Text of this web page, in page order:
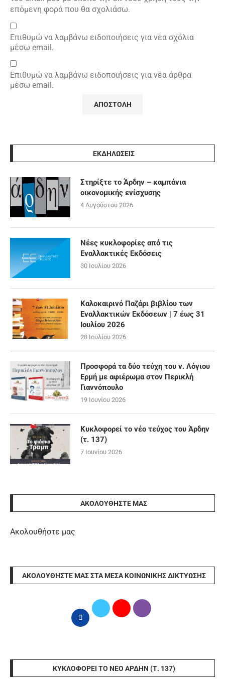
επόμενη φορά που θα σχολιάσω.
Επιθυμώ να λαμβάνω ειδοποιήσεις για νέα σχόλια
μέσω email.
Επιθυμώ να λαμβάνω ειδοποιήσεις για νέα άρθρα
μέσω email.
ΕΚΔΗΛΩΣΕΙΣ
Στηρίξτε το Άρδην – καμπάνια
οικονομικής ενίσχυσης
4 Αυγούστου 2026
Νέες κυκλοφορίες από τις
Εναλλακτικές Εκδόσεις
30 Ιουλίου 2026
Καλοκαιρινό Παζάρι βιβλίου των
Εναλλακτικών Εκδόσεων | 7 έως 31
Ιουλίου 2026
28 Ιουλίου 2026
Προσφορά τα δύο τεύχη του ν. Λόγιου
Ερμή με αφιέρωμα στον Περικλή
Γιαννόπουλο
19 Ιουνίου 2026
Κυκλοφορεί το νέο τεύχος του Άρδην
(τ. 137)
7 Ιουνίου 2026
ΑΚΟΛΟΥΘΉΣΤΕ ΜΑΣ
Ακολουθήστε μας
ΑΚΟΛΟΥΘΉΣΤΕ ΜΑΣ ΣΤΑ ΜΈΣΑ ΚΟΙΝΩΝΙΚΉΣ ΔΙΚΤΎΩΣΗΣ
ΚΥΚΛΟΦΟΡΕΊ ΤΟ ΝΈΟ ΆΡΔΗΝ (Τ. 137)